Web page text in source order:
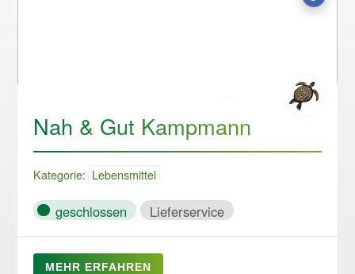
Nah & Gut Kampmann
Kategorie: Lebensmittel
geschlossen Lieferservice
MEHR ERFAHREN